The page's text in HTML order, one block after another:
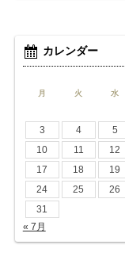
カレンダー
月 火 水
3
4 5
10
11 12
17
18 19
24
25 26
31
« 7月